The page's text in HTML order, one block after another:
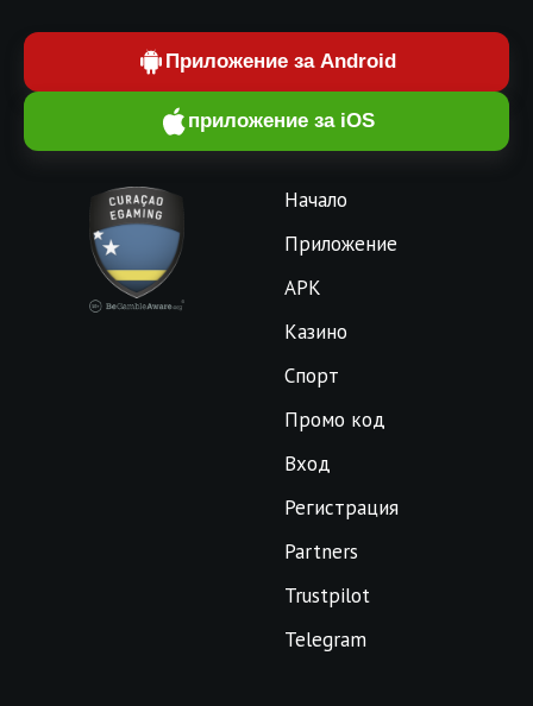
Приложение за Android
приложение за iOS
Начало
Приложение
APK
Казино
Спорт
Промо код
Вход
Регистрация
Partners
Trustpilot
Telegram